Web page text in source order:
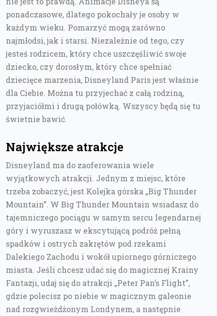
ponadczasowe, dlatego pokochały je osoby w
każdym wieku. Pomarzyć mogą zarówno
najmłodsi, jak i starsi. Niezależnie od tego, czy
jesteś rodzicem, który chce uszczęśliwić swoje
dziecko, czy dorosłym, który chce spełniać
dziecięce marzenia, Disneyland Paris jest właśnie
dla Ciebie. Można tu przyjechać z całą rodziną,
przyjaciółmi i drugą połówką. Wszyscy będą się tu
świetnie bawić.
Największe atrakcje
Disneyland ma do zaoferowania wiele
wyjątkowych atrakcji. Jednym z miejsc, które
trzeba zobaczyć, jest Kolejka górska „Big Thunder
Mountain”. W Big Thunder Mountain wsiadasz do
tajemniczego pociągu w samym sercu legendarnej
góry i wyruszasz w ekscytującą podróż pełną
spadków i ostrych zakrętów pod rzekami
Dalekiego Zachodu i wokół upiornego górniczego
miasta. Jeśli chcesz udać się do magicznej Krainy
Fantazji, udaj się do atrakcji „Peter Pan’s Flight”,
gdzie polecisz po niebie w magicznym galeonie
nad rozgwieżdżonym Londynem, a następnie